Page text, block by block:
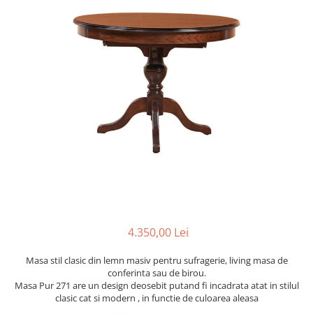
Scaune terasa
Sezlonguri si Baldachine
4.350,00 Lei
Masa stil clasic din lemn masiv pentru sufragerie, living masa de
conferinta sau de birou.
Masa Pur 271 are un design deosebit putand fi incadrata atat in stilul
clasic cat si modern , in functie de culoarea aleasa